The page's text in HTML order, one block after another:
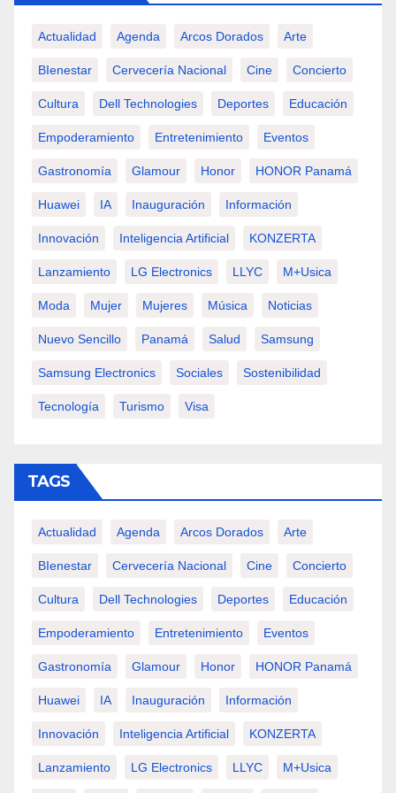
Actualidad Agenda Arcos Dorados Arte
BIenestar Cervecería Nacional Cine Concierto
Cultura Dell Technologies Deportes Educación
Empoderamiento Entretenimiento Eventos
Gastronomía Glamour Honor HONOR Panamá
Huawei IA Inauguración Información
Innovación Inteligencia Artificial KONZERTA
Lanzamiento LG Electronics LLYC M+usica
Moda Mujer Mujeres Música Noticias
Nuevo Sencillo Panamá Salud Samsung
Samsung Electronics Sociales Sostenibilidad
Tecnología Turismo Visa
TAGS
Actualidad Agenda Arcos Dorados Arte
BIenestar Cervecería Nacional Cine Concierto
Cultura Dell Technologies Deportes Educación
Empoderamiento Entretenimiento Eventos
Gastronomía Glamour Honor HONOR Panamá
Huawei IA Inauguración Información
Innovación Inteligencia Artificial KONZERTA
Lanzamiento LG Electronics LLYC M+usica